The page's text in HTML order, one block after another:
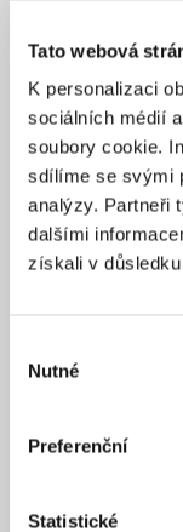
Tato webová
K personalizaci
sociálních médií
soubory cookie.
sdílíme se svými
analýzy. Partneři
dalšími
získali v
souhlasu
Nutné
Preferenční
Statistické
obchodním
vznikající
využití. Najde
Budeme muset
sportoviště
Tolik osob se ale
neobjeví. Jak se
udržitelný
plavecká hala
byla navýšena
zůstal pouze
Hlavní
podobně